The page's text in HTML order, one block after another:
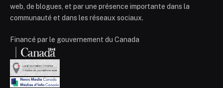
web, de blogues, et par une présence importante dans la
communauté et dans les réseaux sociaux.
Financé par le gouvernement du Canada